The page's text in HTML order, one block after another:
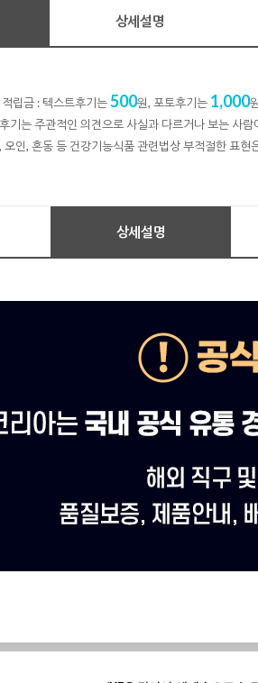
상세설명
립금 : 텍스트후기는500원, 포토후기는 1,000
기는 주관적인 의견으로 사실과 다르거나 보는 사
오인, 혼동 등 건강기능식품 관련법상 부적절한 표
상세설명